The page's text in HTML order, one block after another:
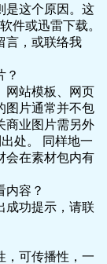
统不脆
统不脆
字箴
三字箴
，赚到确
赚到确
的杠铃
报的杠铃
是这个原因。这
件或迅雷下载。
言，或联络我
？
网站模板、网页
图片通常并不包
商业图片需另外
处。 同样地一
会在素材包内有
内容？
成功提示，请联
，可传播性，一